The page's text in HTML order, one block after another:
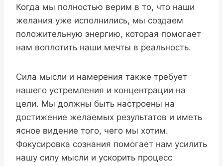
Когда мы полностью верим в то, что наши
желания уже исполнились, мы создаем
положительную энергию, которая помогает
нам воплотить наши мечты в реальность.
Сила мысли и намерения также требует
нашего устремления и концентрации на
цели. Мы должны быть настроены на
достижение желаемых результатов и иметь
ясное видение того, чего мы хотим.
Фокусировка сознания помогает нам усилить
нашу силу мысли и ускорить процесс